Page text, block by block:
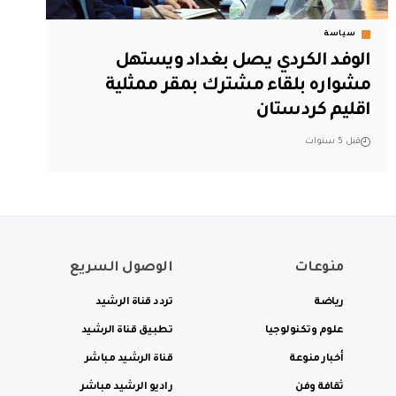
سياسة
الوفد الكردي يصل بغداد ويستهل
مشواره بلقاء مشترك بمقر ممثلية
اقليم كردستان
قبل 5 سنوات
منوعات
رياضة
علوم وتكنولوجيا
أخبار منوعة
ثقافة وفن
الوصول السريع
تردد قناة الرشيد
تطبيق قناة الرشيد
قناة الرشيد مباشر
راديو الرشيد مباشر